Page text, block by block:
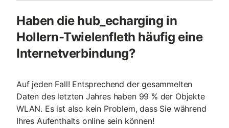
Haben die hub_echarging in
Hollern-Twielenfleth häufig eine
Internetverbindung?
Auf jeden Fall! Entsprechend der gesammelten
Daten des letzten Jahres haben 99 % der Objekte
WLAN. Es ist also kein Problem, dass Sie während
Ihres Aufenthalts online sein können!